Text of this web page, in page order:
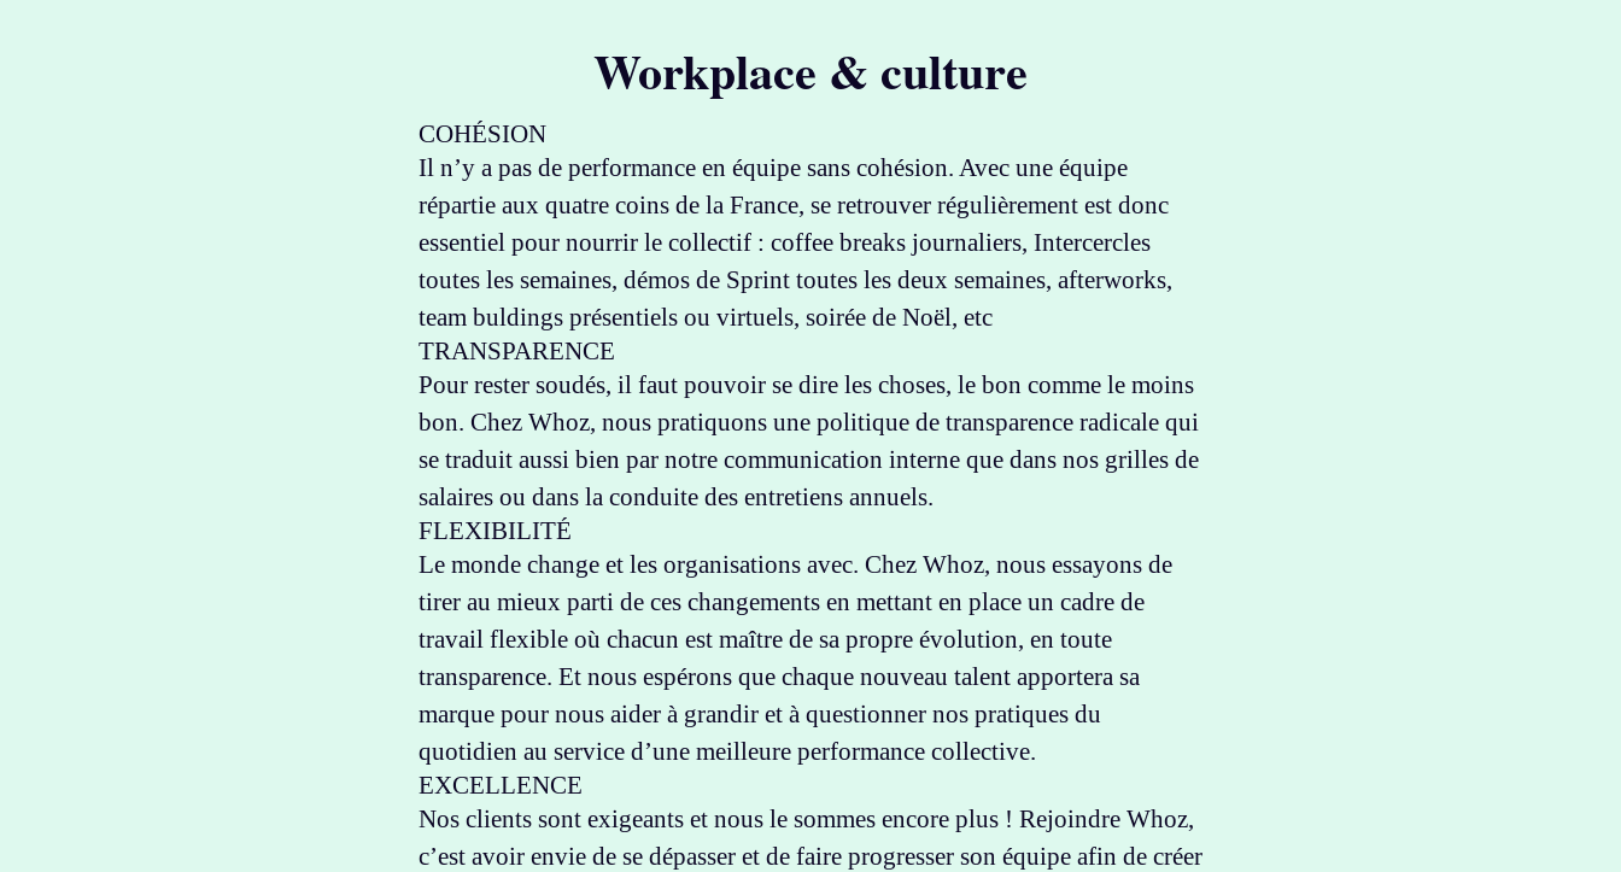
Workplace & culture
COHÉSION
Il n’y a pas de performance en équipe sans cohésion. Avec une équipe
répartie aux quatre coins de la France, se retrouver régulièrement est donc
essentiel pour nourrir le collectif : coffee breaks journaliers, Intercercles
toutes les semaines, démos de Sprint toutes les deux semaines, afterworks,
team buldings présentiels ou virtuels, soirée de Noël, etc
TRANSPARENCE
Pour rester soudés, il faut pouvoir se dire les choses, le bon comme le moins
bon. Chez Whoz, nous pratiquons une politique de transparence radicale qui
se traduit aussi bien par notre communication interne que dans nos grilles de
salaires ou dans la conduite des entretiens annuels.
FLEXIBILITÉ
Le monde change et les organisations avec. Chez Whoz, nous essayons de
tirer au mieux parti de ces changements en mettant en place un cadre de
travail flexible où chacun est maître de sa propre évolution, en toute
transparence. Et nous espérons que chaque nouveau talent apportera sa
marque pour nous aider à grandir et à questionner nos pratiques du
quotidien au service d’une meilleure performance collective.
EXCELLENCE
Nos clients sont exigeants et nous le sommes encore plus ! Rejoindre Whoz,
c’est avoir envie de se dépasser et de faire progresser son équipe afin de créer